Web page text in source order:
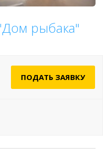
рыбака"
ПОДАТЬ ЗАЯВКУ